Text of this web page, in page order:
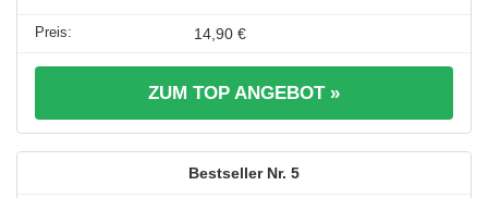
14,90 €
ZUM TOP ANGEBOT »
5